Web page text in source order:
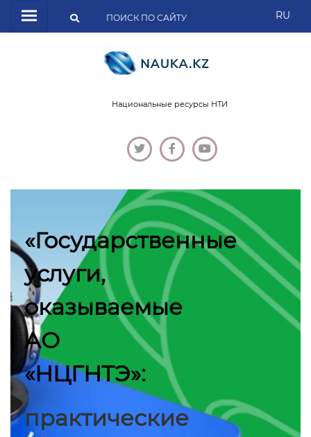
RU
Национальные ресурсы НТИ
«Государственные
услуги,
оказываемые
АО
«НЦГНТЭ»:
практические